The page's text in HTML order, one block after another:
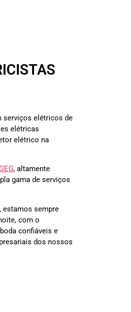
serviços elétricos de
elétricas
elétrico na
, altamente
gama de serviços
estamos sempre
com o
confiáveis e
dos nossos